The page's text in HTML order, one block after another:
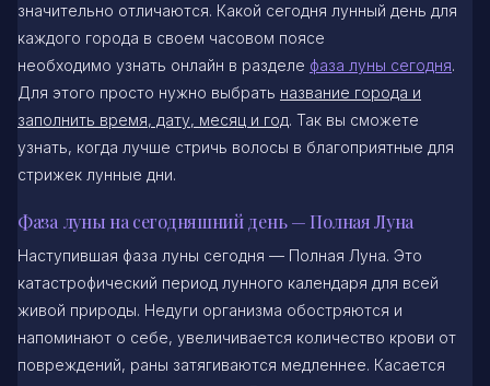
значительно отличаются. Какой сегодня лунный день для
каждого города в своем часовом поясе
необходимо узнать онлайн в разделе фаза луны сегодня.
Для этого просто нужно выбрать название города и
заполнить время, дату, месяц и год. Так вы сможете
узнать, когда лучше стричь волосы в благоприятные для
стрижек лунные дни.
Фаза луны на сегодняшний день — Полная Луна
Наступившая фаза луны сегодня — Полная Луна. Это
катастрофический период лунного календаря для всей
живой природы. Недуги организма обостряются и
напоминают о себе, увеличивается количество крови от
повреждений, раны затягиваются медленнее. Касается